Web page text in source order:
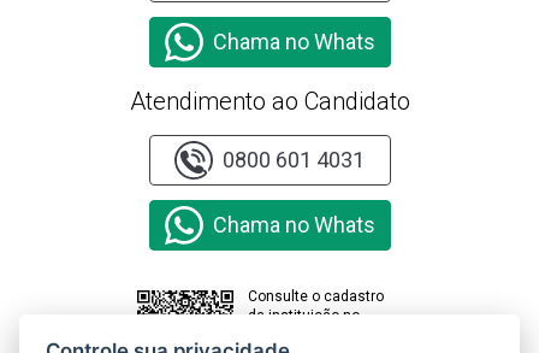
Chama no Whats
Atendimento ao Candidato
0800 601 4031
Chama no Whats
Consulte o cadastro
da instituição no